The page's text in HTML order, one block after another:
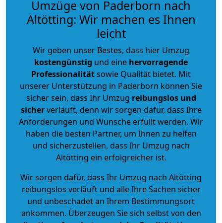
Umzüge von Paderborn nach
Altötting: Wir machen es Ihnen
leicht
Wir geben unser Bestes, dass hier Umzug
kostengünstig und eine hervorragende
Professionalitätsowie Qualität bietet. Mit
unserer Unterstützung in Paderborn können Sie
sicher sein, dass Ihr Umzug reibungslos und
sicherverläuft, denn wir sorgen dafür, dass Ihre
Anforderungen und Wünsche erfüllt werden. Wir
haben die besten Partner, um Ihnen zu helfen
und sicherzustellen, dass Ihr Umzug nach
Altötting ein erfolgreicher ist.
Wir sorgen dafür, dass Ihr Umzug nach Altötting
reibungslos verläuft und alle Ihre Sachen sicher
und unbeschadet an Ihrem Bestimmungsort
ankommen. Überzeugen Sie sich selbst von den